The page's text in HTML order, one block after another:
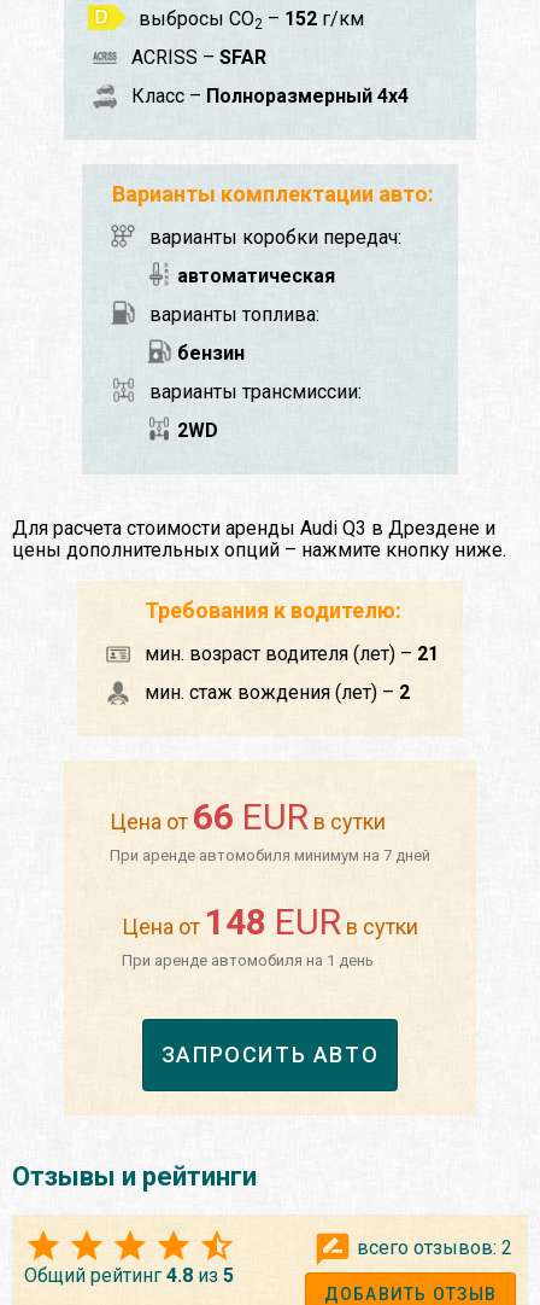
выбросы CO2 – 152 г/км
ACRISS – SFAR
Класс – Полноразмерный 4x4
Варианты комплектации авто:
варианты коробки передач:
автоматическая
варианты топлива:
бензин
варианты трансмиссии:
2WD
Для расчета стоимости аренды Audi Q3 в Дрездене и
цены дополнительных опций – нажмите кнопку ниже.
Требования к водителю:
мин. возраст водителя (лет) – 21
мин. стаж вождения (лет) – 2
Цена от 66 EUR в сутки
При аренде автомобиля минимум на 7 дней
Цена от 148 EUR в сутки
При аренде автомобиля на 1 день
ЗАПРОСИТЬ АВТО
Отзывы и рейтинги
Общий рейтинг 4.8 из 5
всего отзывов: 2
ДОБАВИТЬ ОТЗЫВ